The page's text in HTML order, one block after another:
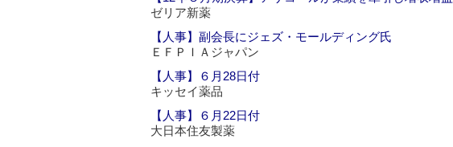
ゼリア新薬
【人事】副会長にジェズ・モールディング氏
ＥＦＰＩＡジャパン
【人事】６月28日付
キッセイ薬品
【人事】６月22日付
大日本住友製薬